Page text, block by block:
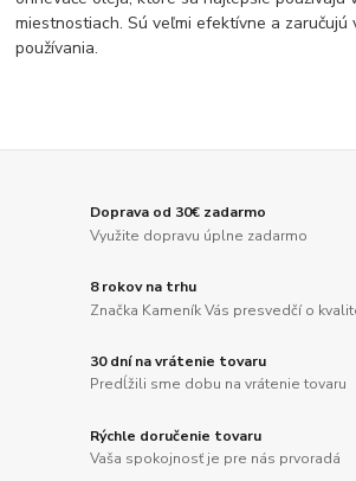
miestnostiach. Sú veľmi efektívne a zaručujú
používania.
Doprava od 30€ zadarmo
Využite dopravu úplne zadarmo
8 rokov na trhu
Značka Kameník Vás presvedčí o
30 dní na vrátenie tovaru
Predĺžili sme dobu na vrátenie tovaru
Rýchle doručenie tovaru
Vaša spokojnosť je pre nás prvoradá